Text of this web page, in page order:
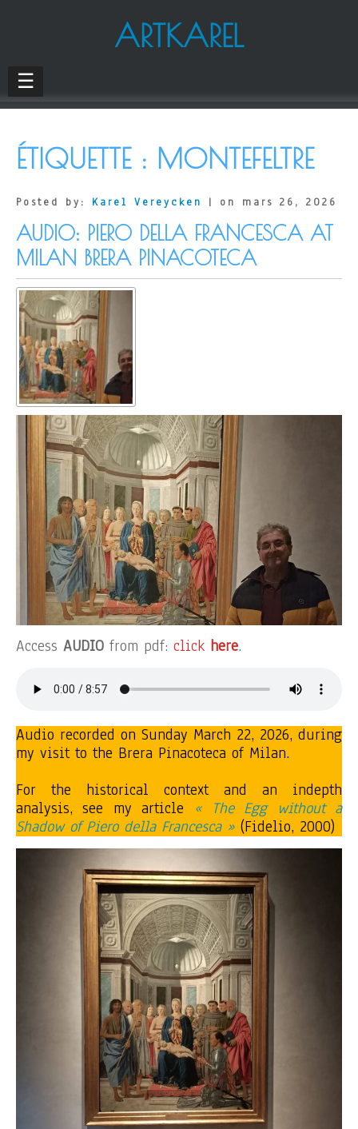
ARTKAREL
☰
ÉTIQUETTE : MONTEFELTRE
Posted by: Karel Vereycken | on mars 26, 2026
AUDIO: PIERO DELLA FRANCESCA AT
MILAN BRERA PINACOTECA
Access AUDIO from pdf: click here.
Audio recorded on Sunday March 22, 2026, during
my visit to the Brera Pinacoteca of Milan.
For the historical context and an indepth
analysis, see my article « The Egg without a
Shadow of Piero della Francesca » (Fidelio, 2000)